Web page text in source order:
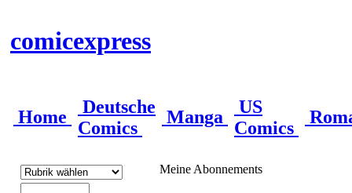
comicexpress
Home
Deutsche
Comics
Manga
US
Comics
Meine Abonnements